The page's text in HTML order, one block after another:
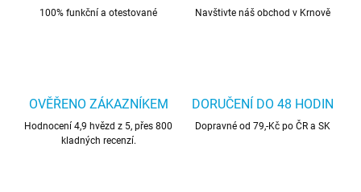
100% funkční a otestované Navštivte náš obchod v Krnově
OVĚŘENO ZÁKAZNÍKEM
Hodnocení 4,9 hvězd z 5, přes 800
kladných recenzí.
DORUČENÍ DO 48 HODIN
Dopravné od 79,-Kč po ČR a SK